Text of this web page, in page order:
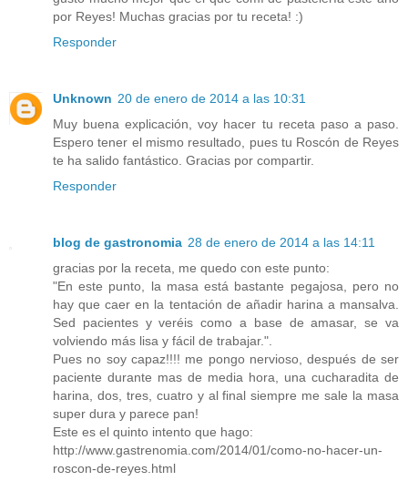
por Reyes! Muchas gracias por tu receta! :)
Responder
Unknown 20 de enero de 2014 a las 10:31
Muy buena explicación, voy hacer tu receta paso a paso.
Espero tener el mismo resultado, pues tu Roscón de Reyes
te ha salido fantástico. Gracias por compartir.
Responder
blog de gastronomia 28 de enero de 2014 a las 14:11
gracias por la receta, me quedo con este punto:
"En este punto, la masa está bastante pegajosa, pero no
hay que caer en la tentación de añadir harina a mansalva.
Sed pacientes y veréis como a base de amasar, se va
volviendo más lisa y fácil de trabajar.".
Pues no soy capaz!!!! me pongo nervioso, después de ser
paciente durante mas de media hora, una cucharadita de
harina, dos, tres, cuatro y al final siempre me sale la masa
super dura y parece pan!
Este es el quinto intento que hago:
http://www.gastrenomia.com/2014/01/como-no-hacer-un-
roscon-de-reyes.html